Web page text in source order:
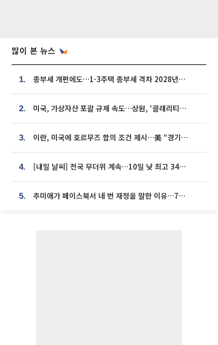
많이 본 뉴스
1. 종부세 개편에도…1·3주택 종부세 격차 2028년부터 확대
2. 미국, 가상자산 포괄 규제 속도…상원, ‘클래리티법’ 9월 절차투표 추진
3. 이란, 미국에 호르무즈 합의 조건 제시…美 “경기 아직 안 끝나” [종합]
4. [내일 날씨] 전국 무더위 계속…10일 낮 최고 34도 육박
5. 추미애가 페이스북서 네 번 재정을 말한 이유…7700억 추경 열쇠는 도의회에